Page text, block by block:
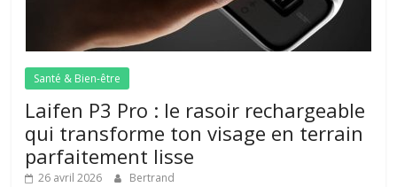
Santé & Bien-être
Laifen P3 Pro : le rasoir rechargeable
qui transforme ton visage en terrain
parfaitement lisse
26 avril 2026 Bertrand